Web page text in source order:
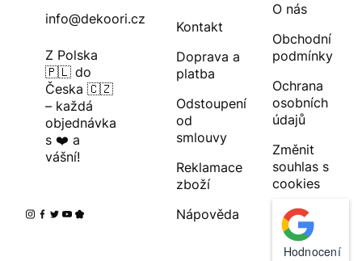
info@dekoori.cz
Z Polska
🇵🇱 do
Česka 🇨🇿
– každá
objednávka
s ❤️ a
vášní!
Kontakt
Doprava a
platba
Odstoupení
od
smlouvy
Reklamace
zboží
Nápověda
O nás
Obchodní
podmínky
Ochrana
osobních
údajů
Změnit
souhlas s
cookies
Hodnocení